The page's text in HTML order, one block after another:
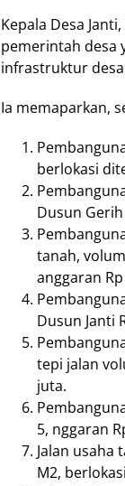
Kepala Desa
pemerintah desa
infrastruktur
Ia memaparkan,
berlokasi
Dusun
tanah,
anggaran
Dusun Janti
tepi jalan
juta.
5, nggaran
Jalan usaha
M2,